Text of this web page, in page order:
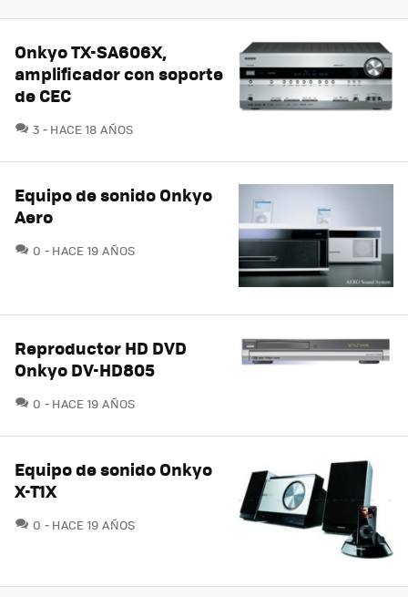
Onkyo TX-SA606X,
amplificador con soporte
de CEC
3 COMENTARIOS
HACE 18 AÑOS
Equipo de sonido Onkyo
Aero
0 COMENTARIOS
HACE 19 AÑOS
Reproductor HD DVD
Onkyo DV-HD805
0 COMENTARIOS
HACE 19 AÑOS
Equipo de sonido Onkyo
X-T1X
0 COMENTARIOS
HACE 19 AÑOS